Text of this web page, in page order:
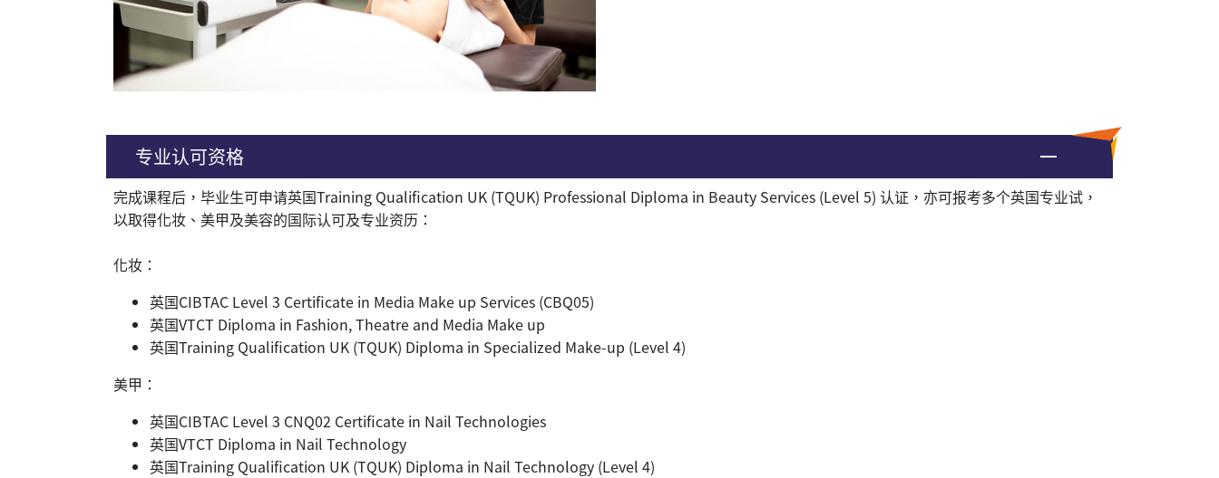
专业认可资格
完成课程后，毕业生可申请英国Training Qualification UK (TQUK) Professional Diploma in Beauty Services (Level 5) 认证，亦可报考多个英国专业试，
以取得化妆、美甲及美容的国际认可及专业资历：
化妆：
英国CIBTAC Level 3 Certificate in Media Make up Services (CBQ05)
英国VTCT Diploma in Fashion, Theatre and Media Make up
英国Training Qualification UK (TQUK) Diploma in Specialized Make-up (Level 4)
美甲：
英国CIBTAC Level 3 CNQ02 Certificate in Nail Technologies
英国VTCT Diploma in Nail Technology
英国Training Qualification UK (TQUK) Diploma in Nail Technology (Level 4)